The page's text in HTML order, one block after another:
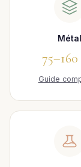
Métal
75–160
Guide